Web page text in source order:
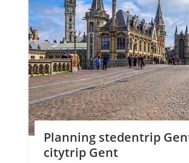
Planning stedentrip
citytrip Gent